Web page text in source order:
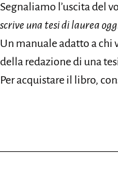
Segnaliamo l’uscita del
scrive una tesi di laurea
Un manuale adatto a chi
della redazione di una
Per acquistare il libro,